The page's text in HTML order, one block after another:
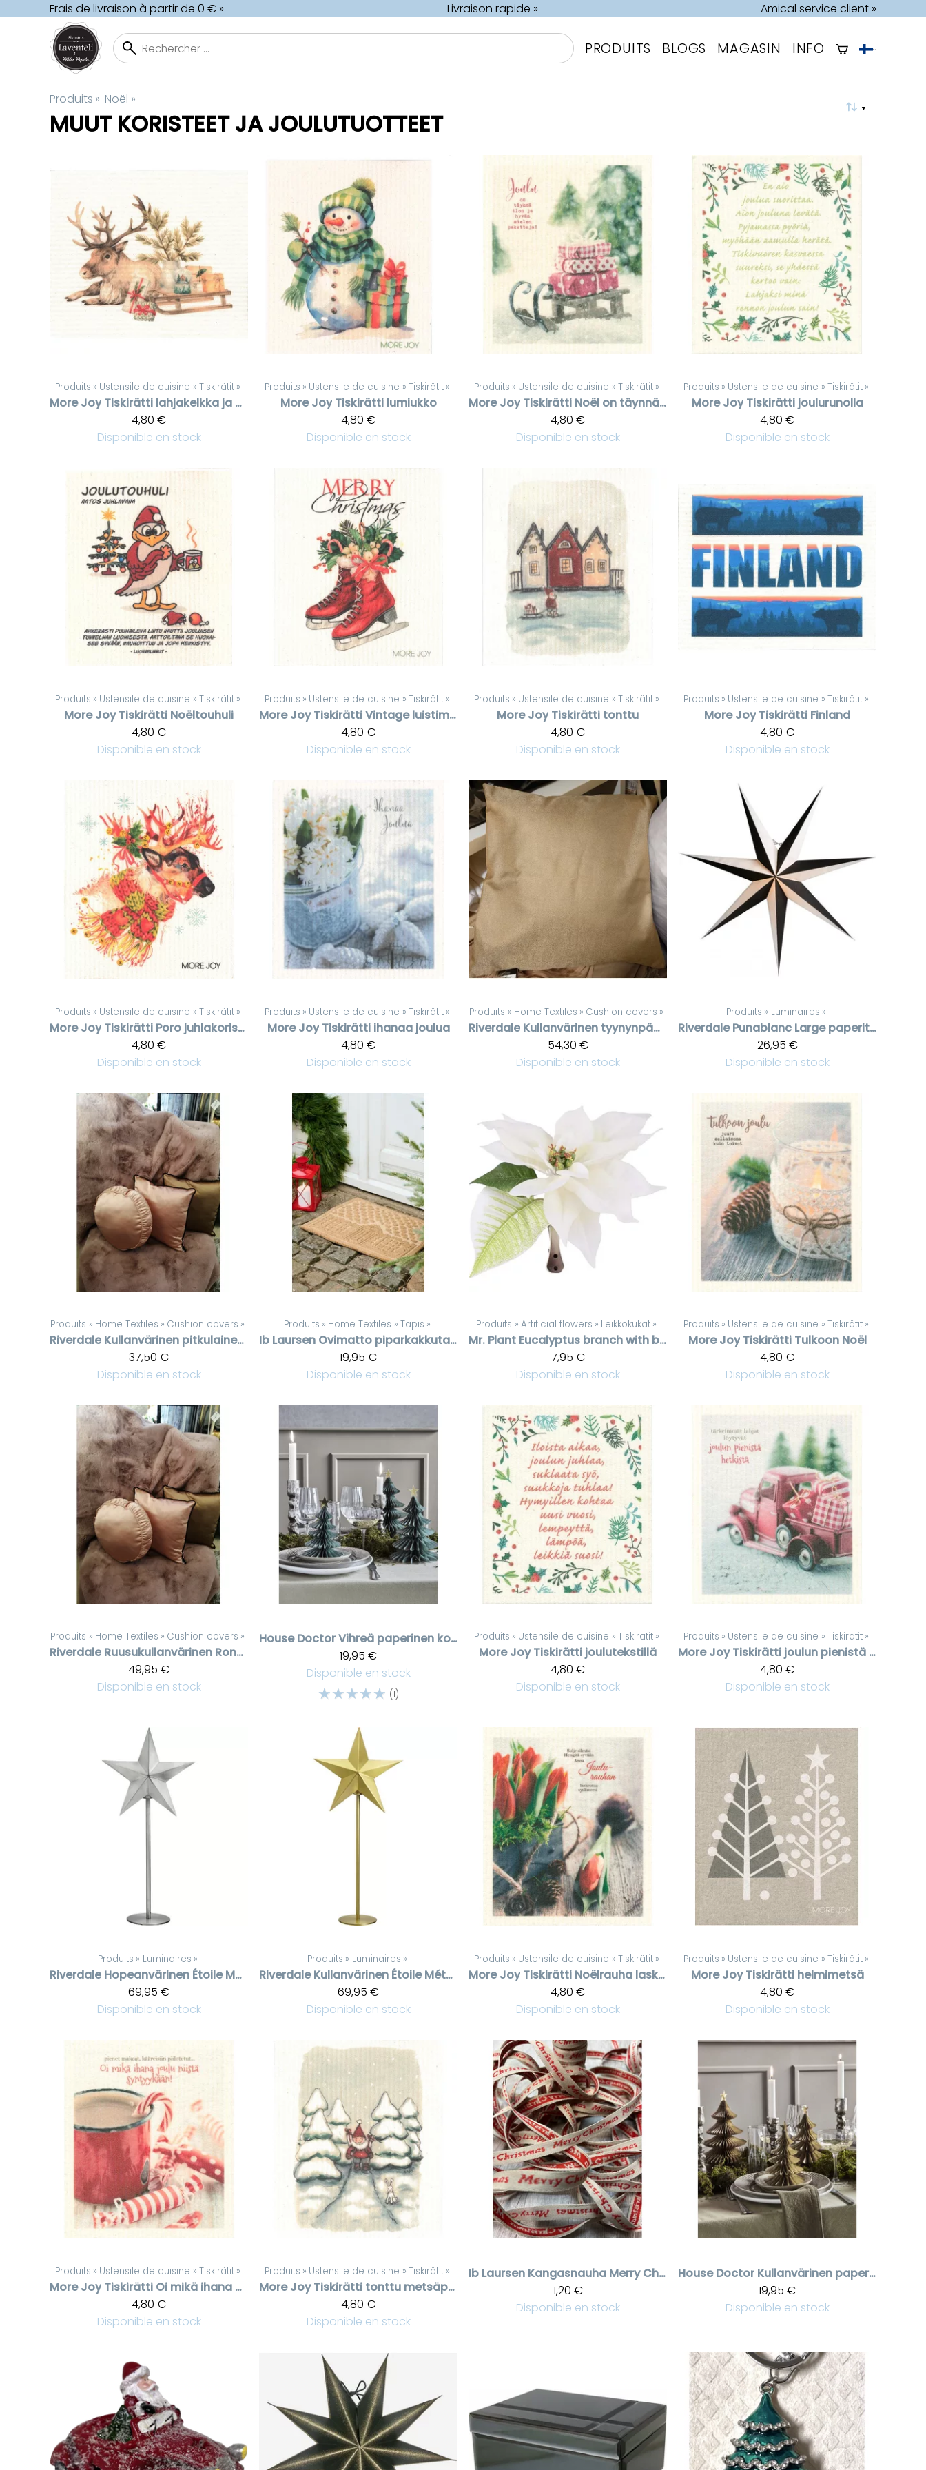
Frais de livraison à partir de 0 € » Livraison rapide » Amical service client »
PRODUITS BLOGS MAGASIN INFO
Produits ‪» Noël ‪»
▼
MUUT KORISTEET JA JOULUTUOTTEET
Produits ‪» Ustensile de cuisine ‪» Tiskirätit ‪»
More Joy
Tiskirätti lahjakelkka ja poro
4,80 €
Disponible en stock
Produits ‪» Ustensile de cuisine ‪» Tiskirätit ‪»
More Joy Tiskirätti lumiukko
4,80 €
Disponible en stock
Produits ‪» Ustensile de cuisine ‪» Tiskirätit ‪»
More Joy
Tiskirätti Noël on täynnä ilon ja hyvän mielen paketteja
4,80 €
Disponible en stock
Produits ‪» Ustensile de cuisine ‪» Tiskirätit ‪»
More Joy Tiskirätti joulurunolla
4,80 €
Disponible en stock
Produits ‪» Ustensile de cuisine ‪» Tiskirätit ‪»
More Joy Tiskirätti Noëltouhuli
4,80 €
Disponible en stock
Produits ‪» Ustensile de cuisine ‪» Tiskirätit ‪»
More Joy
Tiskirätti Vintage luistimet, Merry Christmas
4,80 €
Disponible en stock
Produits ‪» Ustensile de cuisine ‪» Tiskirätit ‪»
More Joy Tiskirätti tonttu
4,80 €
Disponible en stock
Produits ‪» Ustensile de cuisine ‪» Tiskirätit ‪»
More Joy Tiskirätti Finland
4,80 €
Disponible en stock
Produits ‪» Ustensile de cuisine ‪» Tiskirätit ‪»
More Joy
Tiskirätti Poro juhlakoristeissa
4,80 €
Disponible en stock
Produits ‪» Ustensile de cuisine ‪» Tiskirätit ‪»
More Joy Tiskirätti ihanaa joulua
4,80 €
Disponible en stock
Produits ‪» Home Textiles ‪» Cushion covers ‪»
Riverdale
Kullanvärinen tyynynpäällinen 60*60 cm
54,30 €
Disponible en stock
Produits ‪» Luminaires ‪»
Riverdale
Punablanc Large paperitähti, 80 cm
26,95 €
Disponible en stock
Produits ‪» Home Textiles ‪» Cushion covers ‪»
Riverdale
Kullanvärinen pitkulainen satiinityynynpäällinen Gatsby
37,50 €
Disponible en stock
Produits ‪» Home Textiles ‪» Tapis ‪»
Ib Laursen
Ovimatto piparkakkutalon kuvalla
19,95 €
Disponible en stock
Produits ‪» Artificial flowers ‪» Leikkokukat ‪»
Mr. Plant
Eucalyptus branch with berries
7,95 €
Disponible en stock
Produits ‪» Ustensile de cuisine ‪» Tiskirätit ‪»
More Joy Tiskirätti Tulkoon Noël
4,80 €
Disponible en stock
Produits ‪» Home Textiles ‪» Cushion covers ‪»
Riverdale
Ruusukullanvärinen Rond satiinityyny Gatsby
49,95 €
Disponible en stock
House Doctor
Vihreä paperinen koristekuusi, kolmen set
19,95 €
Disponible en stock
☆☆☆☆☆ (1)
Produits ‪» Ustensile de cuisine ‪» Tiskirätit ‪»
More Joy Tiskirätti joulutekstillä
4,80 €
Disponible en stock
Produits ‪» Ustensile de cuisine ‪» Tiskirätit ‪»
More Joy
Tiskirätti joulun pienistä hetkistä
4,80 €
Disponible en stock
Produits ‪» Luminaires ‪»
Riverdale
Hopeanvärinen Étoile Métal valaisin
69,95 €
Disponible en stock
Produits ‪» Luminaires ‪»
Riverdale
Kullanvärinen Étoile Métal valaisin
69,95 €
Disponible en stock
Produits ‪» Ustensile de cuisine ‪» Tiskirätit ‪»
More Joy
Tiskirätti Noëlrauha laskeutuu
4,80 €
Disponible en stock
Produits ‪» Ustensile de cuisine ‪» Tiskirätit ‪»
More Joy Tiskirätti helmimetsä
4,80 €
Disponible en stock
Produits ‪» Ustensile de cuisine ‪» Tiskirätit ‪»
More Joy
Tiskirätti Oi mikä ihana Noël
4,80 €
Disponible en stock
Produits ‪» Ustensile de cuisine ‪» Tiskirätit ‪»
More Joy
Tiskirätti tonttu metsäpolulla
4,80 €
Disponible en stock
Ib Laursen
Kangasnauha Merry Christmas tekstillä
1,20 €
Disponible en stock
House Doctor
Kullanvärinen paperinen koristekuusi, kolmen set
19,95 €
Disponible en stock